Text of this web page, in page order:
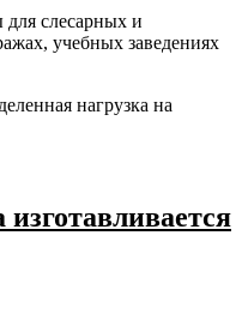
слесарных и
учебных заведениях
нагрузка на